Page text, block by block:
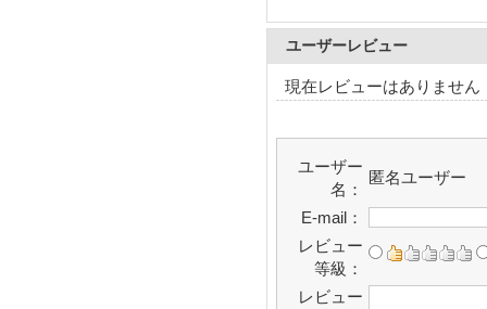
ユーザーレビュー
現在レビューはありません
ユーザー
名：
匿名ユーザー
E-mail：
レビュー
等級：
レビュー